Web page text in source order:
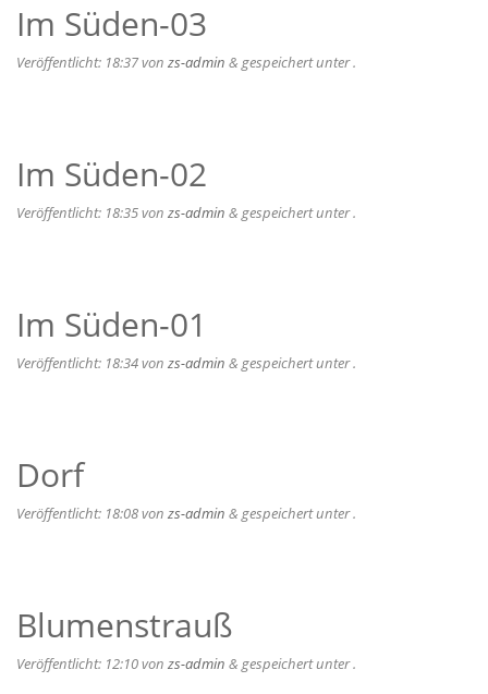
Im Süden-03
Veröffentlicht: 18:37von zs-admin & gespeichert unter .
Im Süden-02
Veröffentlicht: 18:35von zs-admin & gespeichert unter .
Im Süden-01
Veröffentlicht: 18:34von zs-admin & gespeichert unter .
Dorf
Veröffentlicht: 18:08von zs-admin & gespeichert unter .
Blumenstrauß
Veröffentlicht: 12:10von zs-admin & gespeichert unter .